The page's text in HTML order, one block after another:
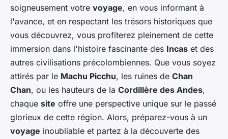
soigneusement votre voyage, en vous informant à
l'avance, et en respectant les trésors historiques que
vous découvrez, vous profiterez pleinement de cette
immersion dans l'histoire fascinante des Incas et des
autres civilisations précolombiennes. Que vous soyez
attirés par le Machu Picchu, les ruines de Chan
Chan, ou les hauteurs de la Cordillère des Andes,
chaque site offre une perspective unique sur le passé
glorieux de cette région. Alors, préparez-vous à un
voyage inoubliable et partez à la découverte des